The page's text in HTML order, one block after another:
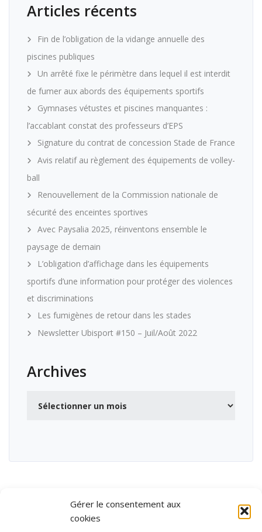
Gérer le consentement aux
cookies
Articles récents
Fin de l’obligation de la vidange annuelle des
piscines publiques
Un arrêté fixe le périmètre dans lequel il est interdit
de fumer aux abords des équipements sportifs
Gymnases vétustes et piscines manquantes :
l’accablant constat des professeurs d’EPS
Signature du contrat de concession Stade de France
Avis relatif au règlement des équipements de volley-
ball
Renouvellement de la Commission nationale de
sécurité des enceintes sportives
Avec Paysalia 2025, réinventons ensemble le
paysage de demain
L’obligation d’affichage dans les équipements
sportifs d’une information pour protéger des violences
et discriminations
Les fumigènes de retour dans les stades
Newsletter Ubisport #150 – Juil/Août 2022
Archives